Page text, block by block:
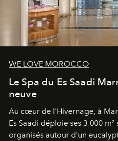
WE LOVE MOROCCO
Le Spa du Es Saadi
neuve
Au cœur de l'Hivernage, à
Es Saadi déploie ses 3 000
organisés autour d'un